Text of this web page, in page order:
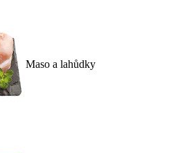
Maso a lahůdky